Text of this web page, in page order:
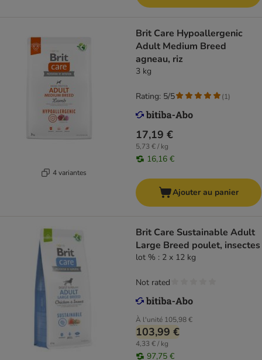
4 variantes
Brit Care Hypoallergenic
Adult Medium Breed
agneau, riz
3 kg
17,19 €
5,73 € / kg
16,16 €
Rating: 5/5 (1)
Ajouter au panier
Brit Care Sustainable Adult
Large Breed poulet, insectes
lot % : 2 x 12 kg
À l'unité 105,98 €
103,99 €
4,33 € / kg
97,75 €
Not rated